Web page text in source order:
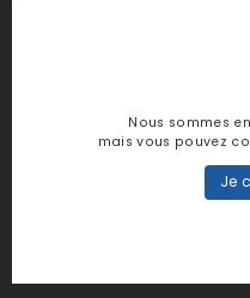
personne n'a encore
Nous sommes
mais vous pouvez
Je